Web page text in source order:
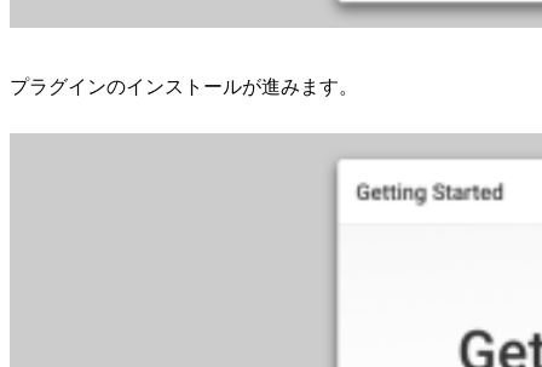
プラグインのインストールが進みます。